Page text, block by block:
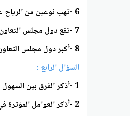
6 -تهب نوعين من الرياح على دول مجلس التعاون رياح………………ورياح………………..
7 -تقع دول مجلس التعاون في …………………. قارة آسيا
8 -أكبر دول مجلس التعاون………………..وأصغرها…………….
السؤال الرابع :
1 -أذكر الفرق بين السهول الفيضية والسهول الساحلية مع إعطاء مثال لكل منهما؟
2 -أذكر العوامل المؤثرة في المناخ والنبات الطبيعي؟